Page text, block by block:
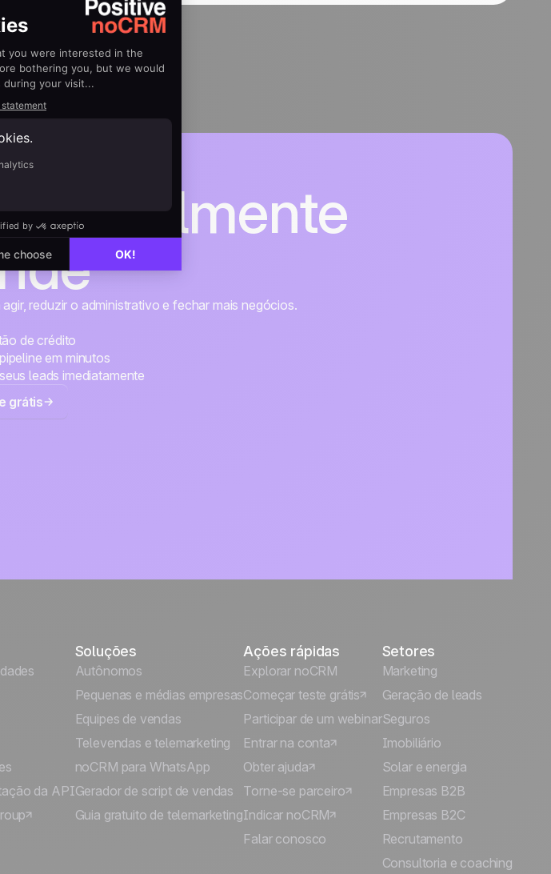
realmente
reduzir o administrativo e fechar mais negócios.
de crédito
em minutos
leads imediatamente
grátis
da API
Soluções
Autônomos
Pequenas e médias empresas
Equipes de vendas
Televendas e telemarketing
noCRM para WhatsApp
Gerador de script de vendas
Guia gratuito de telemarketing
Ações rápidas
Explorar noCRM
Começar teste grátis
Participar de um webinar
Entrar na conta
Obter ajuda
Torne-se parceiro
Indicar noCRM
Falar conosco
Setores
Marketing
Geração de leads
Seguros
Imobiliário
Solar e energia
Empresas B2B
Empresas B2C
Recrutamento
Consultoria e coaching